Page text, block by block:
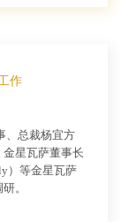
作
、总裁杨宜方
星瓦萨董事长
）等金星瓦萨
。